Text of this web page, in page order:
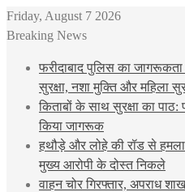
Friday, August 7 2026
Breaking News
फरीदाबाद पुलिस का जागरूकता
सुरक्षा, नशा मुक्ति और महिला
किताबों के साथ सुरक्षा का पाठ:
किया जागरूक
हथौड़े और लोहे की रॉड से हमला
मुख्य आरोपी के दोस्त निकले
वाहन चोर गिरफ्तार, अपराध